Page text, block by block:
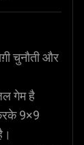
चुनौती और
गेम है
9×9